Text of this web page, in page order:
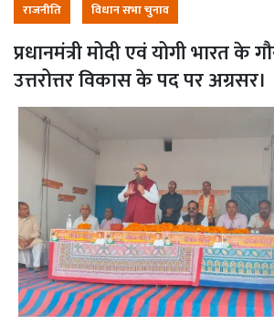
राजनीति विधान सभा चुनाव
प्रधानमंत्री मोदी एवं योगी भारत के
उत्तरोत्तर विकास के पद पर अग्रसर।